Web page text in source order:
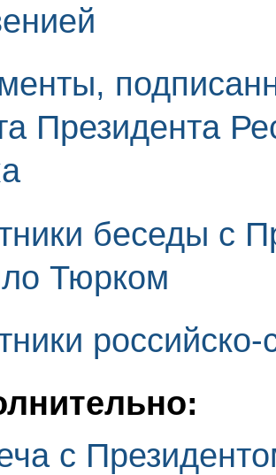
Президента
беседы с
Тюрком
с